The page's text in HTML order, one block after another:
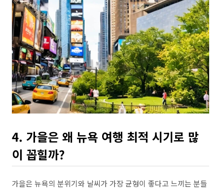
4. 가을은 왜 뉴욕 여행 최적 시기로 많
이 꼽힐까?
가을은 뉴욕의 분위기와 날씨가 가장 균형이 좋다고 느끼는 분들